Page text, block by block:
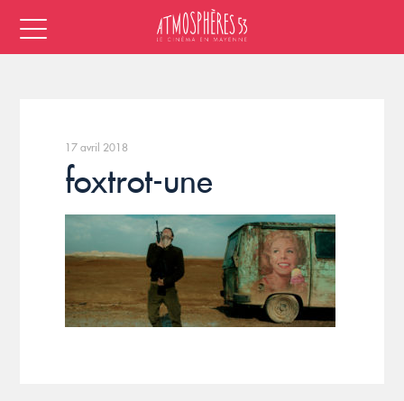
17 avril 2018
foxtrot-une